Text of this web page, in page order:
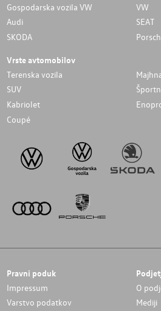
Gospodarska vozila VW
VW
Audi
SEAT
SKODA
Vrste avtomobilov
Terenska vozila
SUV
Kabriolet
Coupé
Pravni poduk
Impressum
Varstvo podatkov
O
Mediji